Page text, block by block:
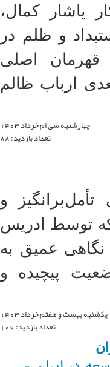
یاشار کمال،
و ظلم در
قهرمان اصلی
ارباب ظالم
چهارشنبه سی ام خرداد 1403
تعداد بازدید: 88
و
توسط ادریس
عمیق به
پیچیده و
يکشنبه بیست و هفتم خرداد 1403
تعداد بازدید: 106